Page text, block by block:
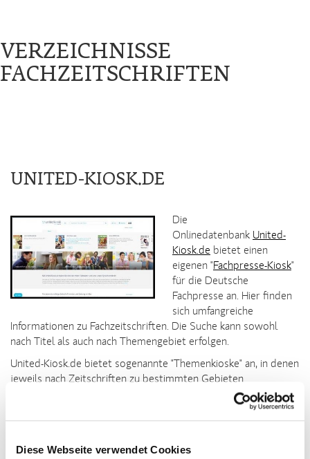
Diese Webseite verwendet Cookies
VERZEICHNISSE
FACHZEITSCHRIFTEN
UNITED-KIOSK.DE
Die
Onlinedatenbank United-
Kiosk.de bietet einen
eigenen "Fachpresse-Kiosk"
für die Deutsche
Fachpresse an. Hier finden
sich umfangreiche
Informationen zu Fachzeitschriften. Die Suche kann sowohl
nach Titel als auch nach Themengebiet erfolgen.
United-Kiosk.de bietet sogenannte "Themenkioske" an, in denen
jeweils nach Zeitschriften zu bestimmten Gebieten
recherchiert werden kann. Die Titel können digital oder als
Paper von Fachzeitschriften gelistet. Betreiber von